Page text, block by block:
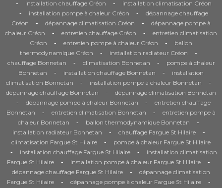
- installation chauffage Créon - installation climatisation Créon
- installation pompe à chaleur Créon -
dépannage chauffage
Créon
- dépannage climatisation Créon -
dépannage pompe à
chaleur Créon
- entretien chauffage Créon -
entretien climatisation
Créon
- entretien pompe à chaleur Créon -
ballon
thermodynamique Créon
- installation radiateur Créon -
chauffage Bonnetan - climatisation Bonnetan -
pompe à chaleur
Bonnetan
- installation chauffage Bonnetan -
installation
climatisation Bonnetan
- installation pompe à chaleur Bonnetan -
dépannage chauffage Bonnetan - dépannage climatisation Bonnetan
- dépannage pompe à chaleur Bonnetan -
entretien chauffage
Bonnetan
- entretien climatisation Bonnetan -
entretien pompe à
chaleur Bonnetan
- ballon thermodynamique Bonnetan -
installation radiateur Bonnetan - chauffage Fargue St Hilaire -
climatisation Fargue St Hilaire - pompe à chaleur Fargue St Hilaire
- installation chauffage Fargue St Hilaire -
installation climatisation
Fargue St Hilaire
- installation pompe à chaleur Fargue St Hilaire -
dépannage chauffage Fargue St Hilaire -
dépannage climatisation
Fargue St Hilaire
- dépannage pompe à chaleur Fargue St Hilaire -